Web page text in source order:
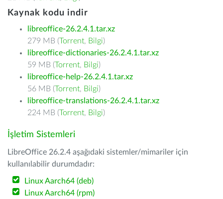
Kaynak kodu indir
libreoffice-26.2.4.1.tar.xz
279 MB (Torrent, Bilgi)
libreoffice-dictionaries-26.2.4.1.tar.xz
59 MB (Torrent, Bilgi)
libreoffice-help-26.2.4.1.tar.xz
56 MB (Torrent, Bilgi)
libreoffice-translations-26.2.4.1.tar.xz
224 MB (Torrent, Bilgi)
İşletim Sistemleri
LibreOffice 26.2.4 aşağıdaki sistemler/mimariler için
kullanılabilir durumdadır:
Linux Aarch64 (deb)
Linux Aarch64 (rpm)